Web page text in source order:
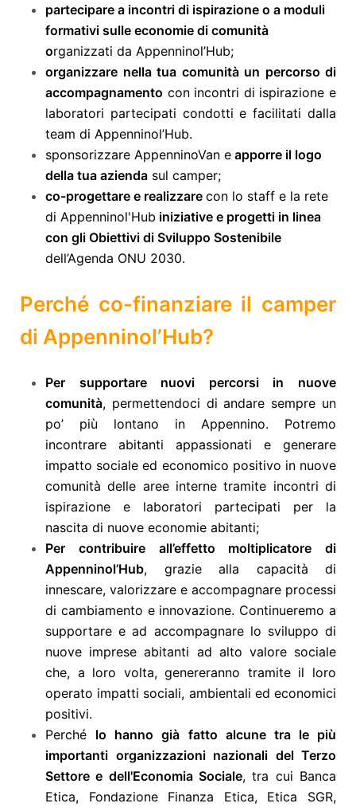
partecipare a incontri di ispirazione o a moduli
formativi sulle economie di comunità
organizzati da Appenninol’Hub;
organizzare nella tua comunità un percorso di
accompagnamento con incontri di ispirazione e
laboratori partecipati condotti e facilitati dalla
team di Appenninol’Hub.
sponsorizzare AppenninoVan e apporre il logo
della tua azienda sul camper;
co-progettare e realizzare con lo staff e la rete
di Appenninol'Hub iniziative e progetti in linea
con gli Obiettivi di Sviluppo Sostenibile
dell’Agenda ONU 2030.
Perché co-finanziare il camper
di Appenninol’Hub?
Per supportare nuovi percorsi in nuove
comunità, permettendoci di andare sempre un
po’ più lontano in Appennino. Potremo
incontrare abitanti appassionati e generare
impatto sociale ed economico positivo in nuove
comunità delle aree interne tramite incontri di
ispirazione e laboratori partecipati per la
nascita di nuove economie abitanti;
Per contribuire all’effetto moltiplicatore di
Appenninol’Hub, grazie alla capacità di
innescare, valorizzare e accompagnare processi
di cambiamento e innovazione. Continueremo a
supportare e ad accompagnare lo sviluppo di
nuove imprese abitanti ad alto valore sociale
che, a loro volta, genereranno tramite il loro
operato impatti sociali, ambientali ed economici
positivi.
Perché lo hanno già fatto alcune tra le più
importanti organizzazioni nazionali del Terzo
Settore e dell'Economia Sociale, tra cui Banca
Etica, Fondazione Finanza Etica, Etica SGR,